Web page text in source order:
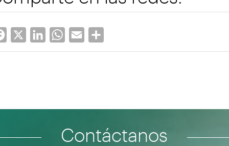
Facebook LinkedInWhatsApp
Email
Contáctanos